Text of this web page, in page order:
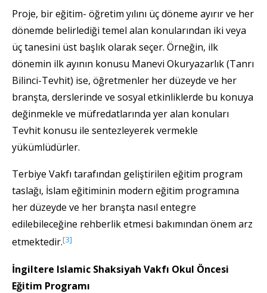
Proje, bir eğitim- öğretim yılını üç döneme ayırır ve her
dönemde belirlediği temel alan konularından iki veya
üç tanesini üst başlık olarak seçer. Örneğin, ilk
dönemin ilk ayının konusu Manevi Okuryazarlık (Tanrı
Bilinci-Tevhit) ise, öğretmenler her düzeyde ve her
branşta, derslerinde ve sosyal etkinliklerde bu konuya
değinmekle ve müfredatlarında yer alan konuları
Tevhit konusu ile sentezleyerek vermekle
yükümlüdürler.
Terbiye Vakfı tarafından geliştirilen eğitim program
taslağı, İslam eğitiminin modern eğitim programına
her düzeyde ve her branşta nasıl entegre
edilebileceğine rehberlik etmesi bakımından önem arz
etmektedir.[3]
İngiltere Islamic Shaksiyah Vakfı Okul Öncesi
Eğitim Programı